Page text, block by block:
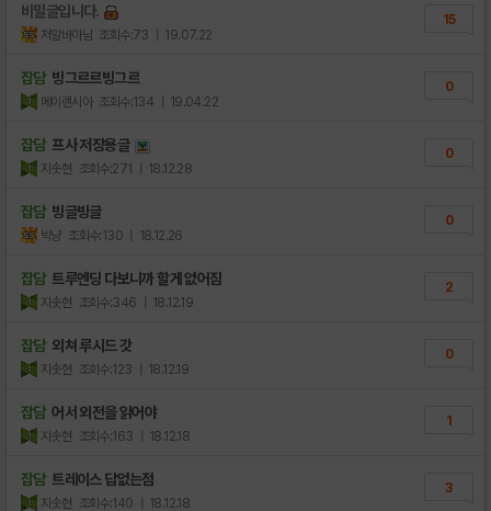
비밀글입니다.
저알바아님 조회수:73 | 19.07.22
15
잡담 빙그르르빙그르
메이렌시아 조회수:134 | 19.04.22
0
잡담 프사 저장용글
지솟현 조회수:271 | 18.12.28
0
잡담 빙글빙글
빅냥 조회수:130 | 18.12.26
0
잡담 트루엔딩 다보니까 할게 없어짐
지솟현 조회수:346 | 18.12.19
2
잡담 외쳐 루시드 갓
지솟현 조회수:123 | 18.12.19
0
잡담 어서 외전을 읽어야
지솟현 조회수:163 | 18.12.18
1
잡담 트레이스 답없는점
지솟현 조회수:140 | 18.12.18
3